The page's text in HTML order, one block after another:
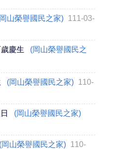
山榮譽國民之家) 111-03-
慶生
(岡山榮譽國民之
(岡山榮譽國民之家) 110-
(岡山榮譽國民之家)
(岡山榮譽國民之家) 110-